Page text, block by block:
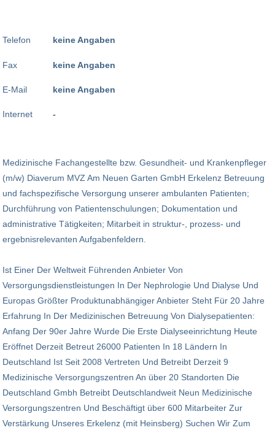
Telefon
Fax
E-Mail
Internet
keine Angaben
keine Angaben
keine Angaben
-
Medizinische Fachangestellte bzw. Gesundheit- und Krankenpfleger
(m/w) Diaverum MVZ Am Neuen Garten GmbH Erkelenz Betreuung
und fachspezifische Versorgung unserer ambulanten Patienten;
Durchführung von Patientenschulungen; Dokumentation und
administrative Tätigkeiten; Mitarbeit in struktur-, prozess- und
ergebnisrelevanten Aufgabenfeldern.
Ist Einer Der Weltweit Führenden Anbieter Von
Versorgungsdienstleistungen In Der Nephrologie Und Dialyse Und
Europas Größter Produktunabhängiger Anbieter Steht Für 20 Jahre
Erfahrung In Der Medizinischen Betreuung Von Dialysepatienten:
Anfang Der 90er Jahre Wurde Die Erste Dialyseeinrichtung Heute
Eröffnet Derzeit Betreut 26000 Patienten In 18 Ländern In
Deutschland Ist Seit 2008 Vertreten Und Betreibt Derzeit 9
Medizinische Versorgungszentren An über 20 Standorten Die
Deutschland Gmbh Betreibt Deutschlandweit Neun Medizinische
Versorgungszentren Und Beschäftigt über 600 Mitarbeiter Zur
Verstärkung Unseres Erkelenz (mit Heinsberg) Suchen Wir Zum